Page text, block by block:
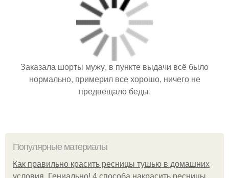
Заказала шорты мужу, в пункте выдачи всё было
нормально, примерил все хорошо, ничего не
предвещало беды.
Популярные материалы
Как правильно красить ресницы тушью в домашних
условия. Гениально! 4 способа накрасить ресницы